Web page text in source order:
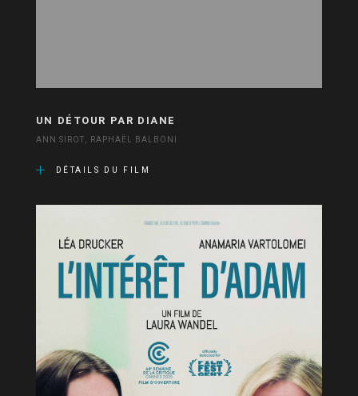
UN DÉTOUR PAR DIANE
ANN SIROT, RAPHAËL BALBONI
DÉTAILS DU FILM